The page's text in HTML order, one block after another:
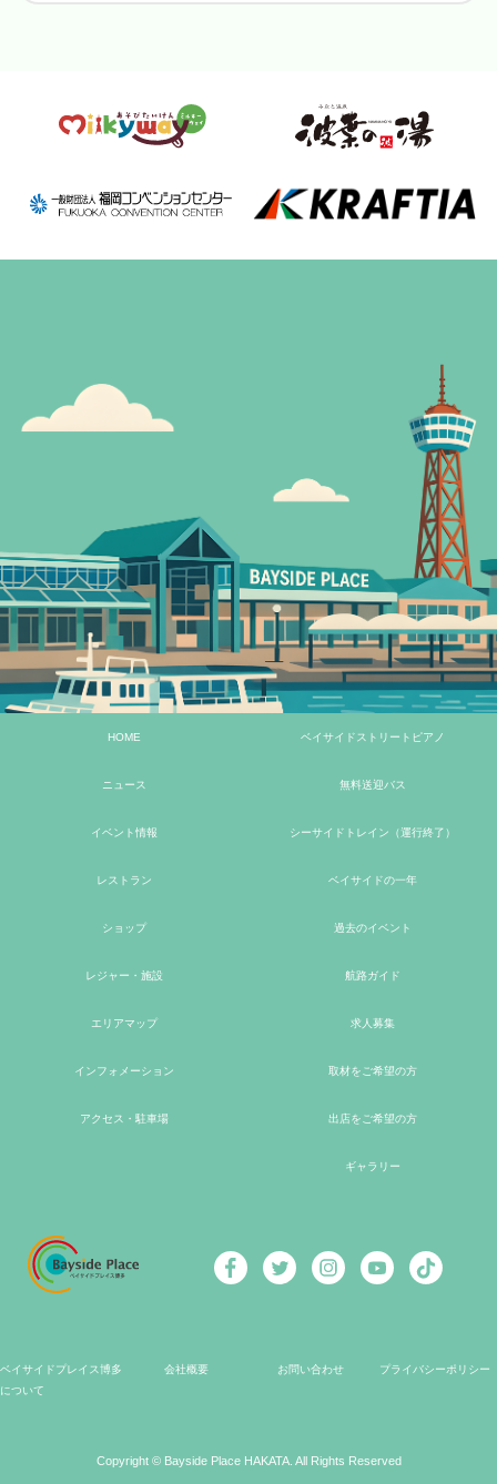
HOME
ニュース
イベント情報
レストラン
ショップ
レジャー・施設
エリアマップ
インフォメーション
アクセス・駐車場
ベイサイドストリートピアノ
無料送迎バス
シーサイドトレイン（運行終了）
ベイサイドの一年
過去のイベント
航路ガイド
求人募集
取材をご希望の方
出店をご希望の方
ギャラリー
ベイサイドプレイス博多
について
会社概要 お問い合わせ プライバシーポリシー
Copyright © Bayside Place HAKATA. All Rights Reserved